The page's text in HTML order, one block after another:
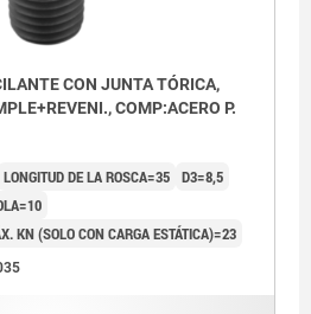
COMP:ACERO P.
LONGITUD DE LA ROSCA=35 D3=8,5
KN (SOLO CON CARGA ESTÁTICA)=23